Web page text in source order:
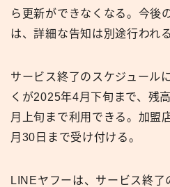
ら更新ができなくなる。今後
は、詳細な告知は別途行われ
サービス終了のスケジュール
くが2025年4月下旬まで、残
月上旬まで利用できる。加盟
月30日まで受け付ける。
LINEヤフーは、サービス終